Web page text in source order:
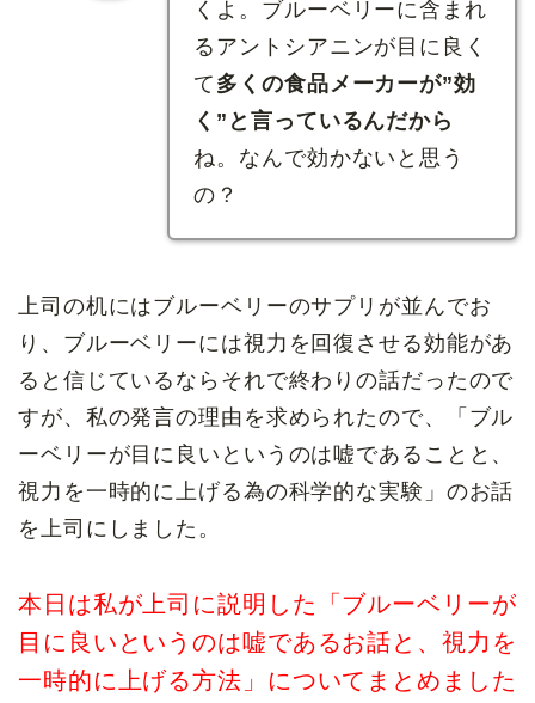
くよ。ブルーベリーに含まれ
るアントシアニンが目に良く
て 多くの食品メーカーが”効
く”と言っているんだから
ね。なんで効かないと思う
の？
上司の机にはブルーベリーのサプリが並んでお
り、ブルーベリーには視力を回復させる効能があ
ると信じているならそれで終わりの話だったので
すが、私の発言の理由を求められたので、「ブル
ーベリーが目に良いというのは嘘であることと、
視力を一時的に上げる為の科学的な実験」のお話
を上司にしました。
本日は私が上司に説明した「ブルーベリーが
目に良いというのは嘘であるお話と、視力を
一時的に上げる方法」についてまとめました